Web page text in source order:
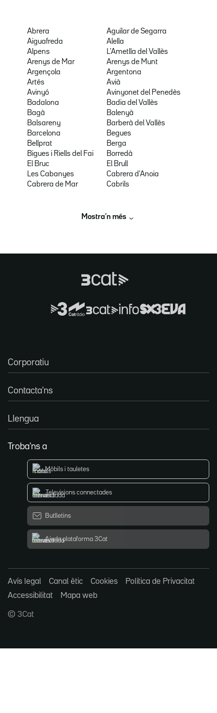
Abrera
Aguilar de Segarra
Aiguafreda
Alella
Alpens
L'Ametlla del Vallès
Arenys de Mar
Arenys de Munt
Argençola
Argentona
Artés
Avià
Avinyó
Avinyonet del Penedès
Badalona
Badia del Vallès
Bagà
Balenyà
Balsareny
Barberà del Vallès
Barcelona
Begues
Bellprat
Berga
Bigues i Riells del Fai
Borredà
El Bruc
El Brull
Les Cabanyes
Cabrera d'Anoia
Cabrera de Mar
Cabrils
Mostra’n més
Corporatiu
Contacta'ns
Llengua
Troba'ns a
Mòbils i tauletes
Televisions connectades
Butlletins
Ajuda plataforma 3Cat
Avís legal Canal ètic Cookies
Política de Privacitat
Accessibilitat
Mapa web
© 3Cat